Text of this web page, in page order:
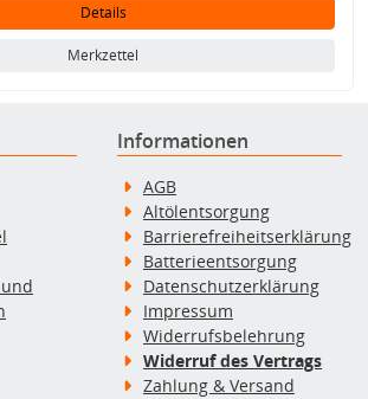
Details
Merkzettel
Informationen
AGB
Altölentsorgung
Barrierefreiheitserklärung
Batterieentsorgung
Datenschutzerklärung
Impressum
Widerrufsbelehrung
Widerruf des Vertrags
Zahlung & Versand